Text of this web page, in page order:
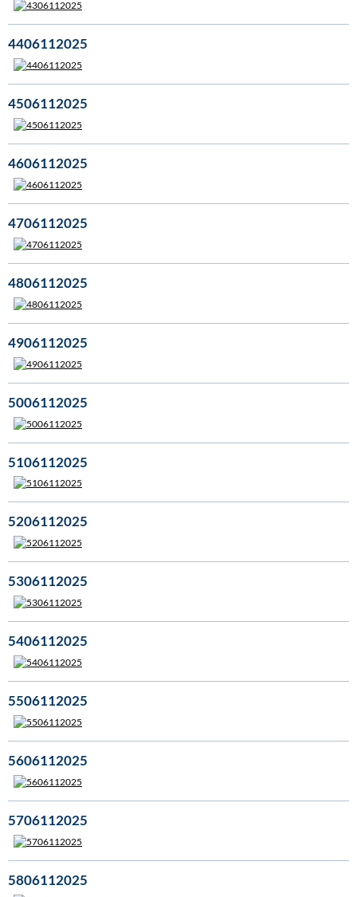
4406112025
4506112025
4606112025
4706112025
4806112025
4906112025
5006112025
5106112025
5206112025
5306112025
5406112025
5506112025
5606112025
5706112025
5806112025